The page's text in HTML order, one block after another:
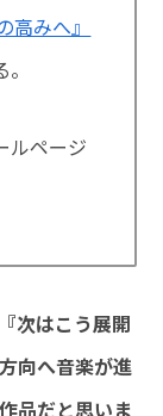
みへ』
ルページ
次はこう展開
向へ音楽が進
品だと思いま